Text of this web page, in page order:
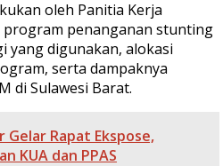
oleh Panitia Kerja
penanganan stunting
yang digunakan, alokasi
serta dampaknya
di Sulawesi Barat.
Gelar Rapat Ekspose,
KUA dan PPAS